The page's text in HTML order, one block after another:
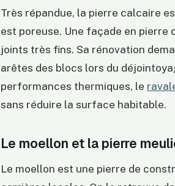
Très répandue, la pierre calcaire
est poreuse. Une façade en
joints très fins. Sa rénovation
arêtes des blocs lors du
performances thermiques, le
sans réduire la surface habitable.
Le moellon et la pierre
Le moellon est une pierre de